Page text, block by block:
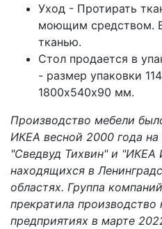
Уход - Протирать
моющим средством.
тканью.
Стол продается в
- размер упаковки
1800х540х90 мм.
Производство мебели
ИКЕА весной 2000 года
"Сведвуд Тихвин" и "ИКЕА
находящихся в
областях. Группа
прекратила производство
предприятиях в марте